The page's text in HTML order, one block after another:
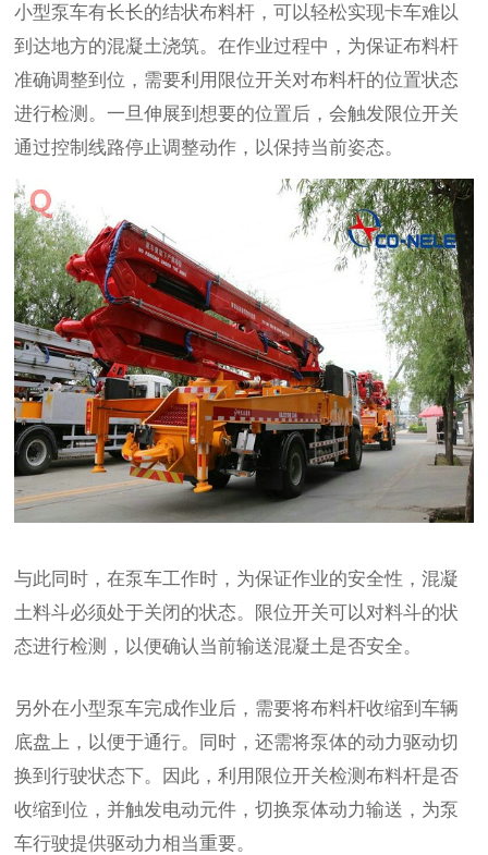
小型泵车有长长的结状布料杆，可以轻松实现卡车难以
到达地方的混凝土浇筑。在作业过程中，为保证布料杆
准确调整到位，需要利用限位开关对布料杆的位置状态
进行检测。一旦伸展到想要的位置后，会触发限位开关
通过控制线路停止调整动作，以保持当前姿态。
与此同时，在泵车工作时，为保证作业的安全性，混凝
土料斗必须处于关闭的状态。限位开关可以对料斗的状
态进行检测，以便确认当前输送混凝土是否安全。
另外在小型泵车完成作业后，需要将布料杆收缩到车辆
底盘上，以便于通行。同时，还需将泵体的动力驱动切
换到行驶状态下。因此，利用限位开关检测布料杆是否
收缩到位，并触发电动元件，切换泵体动力输送，为泵
车行驶提供驱动力相当重要。